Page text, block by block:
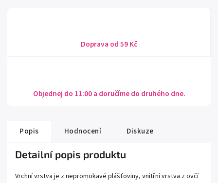
Doprava od 59 Kč
Objednej do 11:00 a doručíme do druhého dne.
Popis Hodnocení Diskuze
Detailní popis produktu
Vrchní vrstva je z nepromokavé plášťoviny, vnitřní vrstva z ovčí